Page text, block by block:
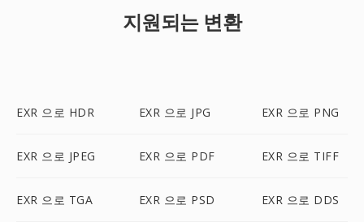
지원되는 변환
EXR 으로 HDR EXR 으로 JPG EXR 으로 PNG
EXR 으로 JPEG EXR 으로 PDF EXR 으로 TIFF
EXR 으로 TGA EXR 으로 PSD EXR 으로 DDS